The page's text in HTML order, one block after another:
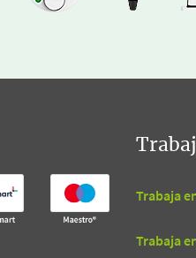
Trabaja
Trabaja